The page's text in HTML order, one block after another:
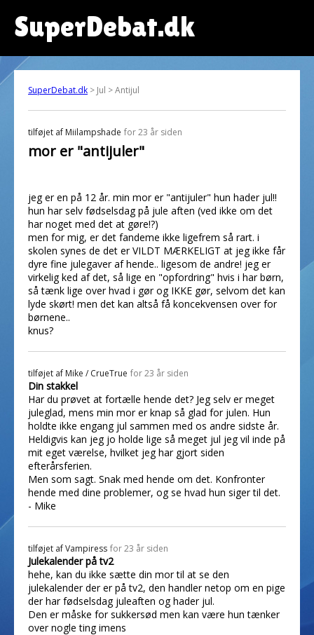
SuperDebat.dk
SuperDebat.dk > Jul > Antijul
tilføjet af Miilampshade for 23 år siden
mor er "antijuler"
jeg er en på 12 år. min mor er "antijuler" hun hader jul!!
hun har selv fødselsdag på jule aften (ved ikke om det
har noget med det at gøre!?)
men for mig, er det fandeme ikke ligefrem så rart. i
skolen synes de det er VILDT MÆRKELIGT at jeg ikke får
dyre fine julegaver af hende.. ligesom de andre! jeg er
virkelig ked af det, så lige en "opfordring" hvis i har børn,
så tænk lige over hvad i gør og IKKE gør, selvom det kan
lyde skørt! men det kan altså få koncekvensen over for
børnene..
knus?
tilføjet af Mike / CrueTrue for 23 år siden
Din stakkel
Har du prøvet at fortælle hende det? Jeg selv er meget
juleglad, mens min mor er knap så glad for julen. Hun
holdte ikke engang jul sammen med os andre sidste år.
Heldigvis kan jeg jo holde lige så meget jul jeg vil inde på
mit eget værelse, hvilket jeg har gjort siden
efterårsferien.
Men som sagt. Snak med hende om det. Konfronter
hende med dine problemer, og se hvad hun siger til det.
- Mike
tilføjet afVampiress for 23 år siden
Julekalender på tv2
hehe, kan du ikke sætte din mor til at se den
julekalender der er på tv2, den handler netop om en pige
der har fødselsdag juleaften og hader jul.
Den er måske for sukkersød men kan være hun tænker
over nogle ting imens